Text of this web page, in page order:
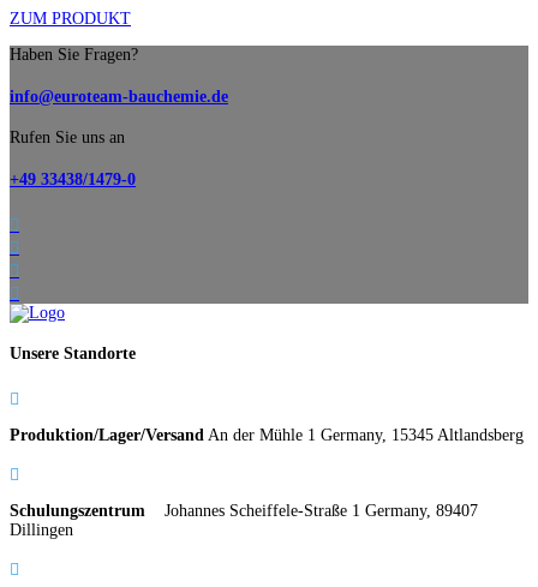
ZUM PRODUKT
Haben Sie Fragen?
info@euroteam-bauchemie.de
Rufen Sie uns an
+49 33438/1479-0




Unsere Standorte

Produktion/Lager/Versand An der Mühle 1 Germany, 15345 Altlandsberg

Schulungszentrum Johannes Scheiffele-Straße 1 Germany, 89407
Dillingen
